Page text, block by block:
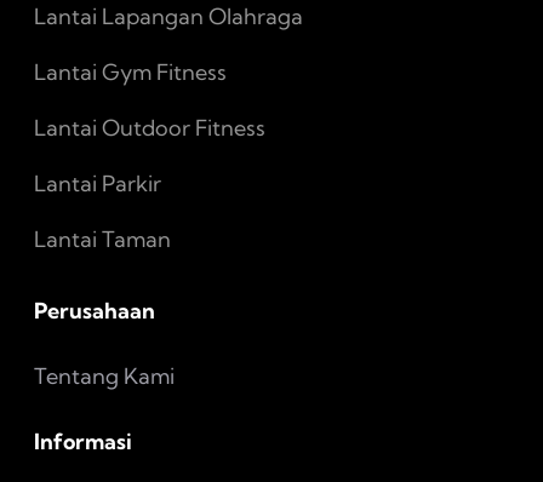
Lantai Lapangan Olahraga
Lantai Gym Fitness
Lantai Outdoor Fitness
Lantai Parkir
Lantai Taman
Perusahaan
Tentang Kami
Informasi